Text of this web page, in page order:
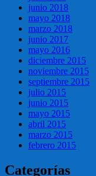
junio 2018
mayo 2018
marzo 2018
junio 2017
mayo 2016
diciembre 2015
noviembre 2015
septiembre 2015
julio 2015
junio 2015
mayo 2015
abril 2015
marzo 2015
febrero 2015
Categorías